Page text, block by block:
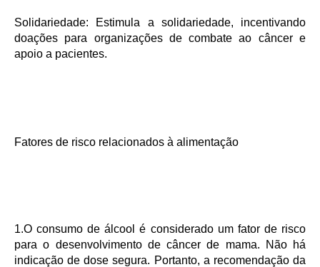
Solidariedade:
Estimula a solidariedade, incentivando
doações para organizações de combate ao câncer e
apoio a pacientes.
Fatores de risco relacionados à alimentação
1.O consumo de álcool é considerado um fator de risco
para o desenvolvimento de câncer de mama. Não há
indicação de dose segura. Portanto, a recomendação da